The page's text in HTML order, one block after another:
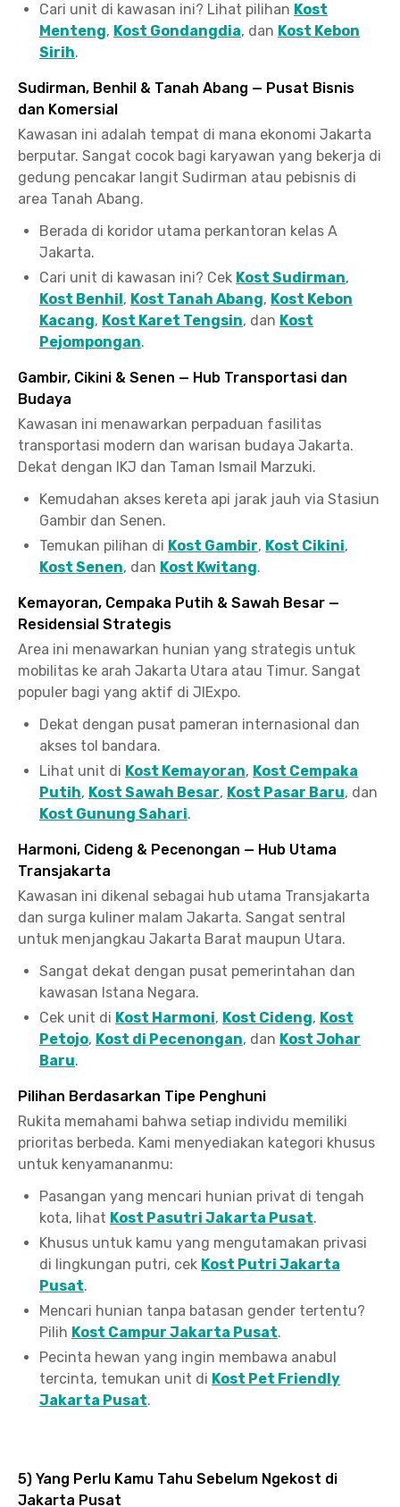
Cari unit di kawasan ini? Lihat pilihan Kost
Menteng, Kost Gondangdia, dan Kost Kebon
Sirih.
Sudirman, Benhil & Tanah Abang — Pusat Bisnis
dan Komersial
Kawasan ini adalah tempat di mana ekonomi Jakarta
berputar. Sangat cocok bagi karyawan yang bekerja di
gedung pencakar langit Sudirman atau pebisnis di
area Tanah Abang.
Berada di koridor utama perkantoran kelas A
Jakarta.
Cari unit di kawasan ini? Cek Kost Sudirman,
Kost Benhil, Kost Tanah Abang, Kost Kebon
Kacang, Kost Karet Tengsin, dan Kost
Pejompongan.
Gambir, Cikini & Senen — Hub Transportasi dan
Budaya
Kawasan ini menawarkan perpaduan fasilitas
transportasi modern dan warisan budaya Jakarta.
Dekat dengan IKJ dan Taman Ismail Marzuki.
Kemudahan akses kereta api jarak jauh via Stasiun
Gambir dan Senen.
Temukan pilihan di Kost Gambir, Kost Cikini,
Kost Senen, dan Kost Kwitang.
Kemayoran, Cempaka Putih & Sawah Besar —
Residensial Strategis
Area ini menawarkan hunian yang strategis untuk
mobilitas ke arah Jakarta Utara atau Timur. Sangat
populer bagi yang aktif di JIExpo.
Dekat dengan pusat pameran internasional dan
akses tol bandara.
Lihat unit di Kost Kemayoran, Kost Cempaka
Putih, Kost Sawah Besar, Kost Pasar Baru, dan
Kost Gunung Sahari.
Harmoni, Cideng & Pecenongan — Hub Utama
Transjakarta
Kawasan ini dikenal sebagai hub utama Transjakarta
dan surga kuliner malam Jakarta. Sangat sentral
untuk menjangkau Jakarta Barat maupun Utara.
Sangat dekat dengan pusat pemerintahan dan
kawasan Istana Negara.
Cek unit di Kost Harmoni, Kost Cideng, Kost
Petojo, Kost di Pecenongan, dan Kost Johar
Baru.
Pilihan Berdasarkan Tipe Penghuni
Rukita memahami bahwa setiap individu memiliki
prioritas berbeda. Kami menyediakan kategori khusus
untuk kenyamananmu:
Pasangan yang mencari hunian privat di tengah
kota, lihat Kost Pasutri Jakarta Pusat.
Khusus untuk kamu yang mengutamakan privasi
di lingkungan putri, cek Kost Putri Jakarta
Pusat.
Mencari hunian tanpa batasan gender tertentu?
Pilih Kost Campur Jakarta Pusat.
Pecinta hewan yang ingin membawa anabul
tercinta, temukan unit di Kost Pet Friendly
Jakarta Pusat.
5) Yang Perlu Kamu Tahu Sebelum Ngekost di
Jakarta Pusat